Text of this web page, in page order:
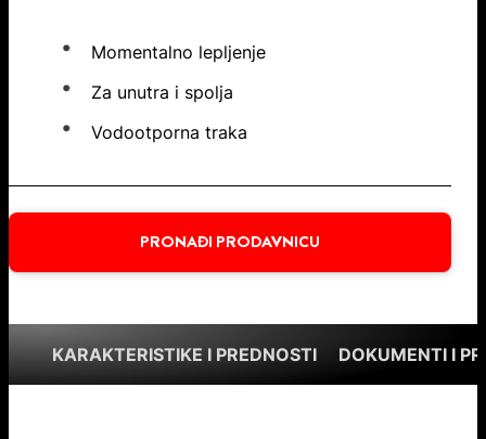
Momentalno lepljenje
Za unutra i spolja
Vodootporna traka
PRONAĐI PRODAVNICU
KARAKTERISTIKE I PREDNOSTI DOKUMENTI I